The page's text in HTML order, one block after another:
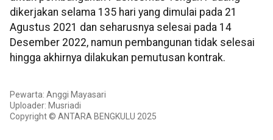
dikerjakan selama 135 hari yang dimulai pada 21
Agustus 2021 dan seharusnya selesai pada 14
Desember 2022, namun pembangunan tidak selesai
hingga akhirnya dilakukan pemutusan kontrak.
Pewarta: Anggi Mayasari
Uploader: Musriadi
Copyright © ANTARA BENGKULU 2025